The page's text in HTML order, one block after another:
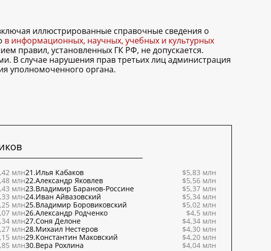
иллюстрированные справочные сведения о
в информационных, научных, учебных и культурных
правил, установленных ГК РФ, не допускается.
В случае нарушения прав третьих лиц администрация
уполномоченного органа.
млн
млн
млн
млн
млн
млн
млн
млн
млн
млн
21.Илья Кабаков
$5,83 млн
22.Александр Яковлев
$5,56 млн
23.Владимир Баранов-Россине
$5,37 млн
24.Иван Айвазовский
$5,34 млн
25.Владимир Боровиковский
$5,02 млн
26.Александр Родченко
$4,5 млн
27.Соня Делоне
$4,34 млн
28.Михаил Нестеров
$4,30 млн
29.Константин Маковский
$4,20 млн
30.Вера Рохлина $4,04 млн